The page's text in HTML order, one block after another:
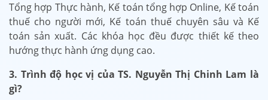
Tổng hợp Thực hành, Kế toán tổng hợp Online, Kế toán
thuế cho người mới, Kế toán thuế chuyên sâu và Kế
toán sản xuất. Các khóa học đều được thiết kế theo
hướng thực hành ứng dụng cao.
3. Trình độ học vị của TS. Nguyễn Thị Chinh Lam là
gì?